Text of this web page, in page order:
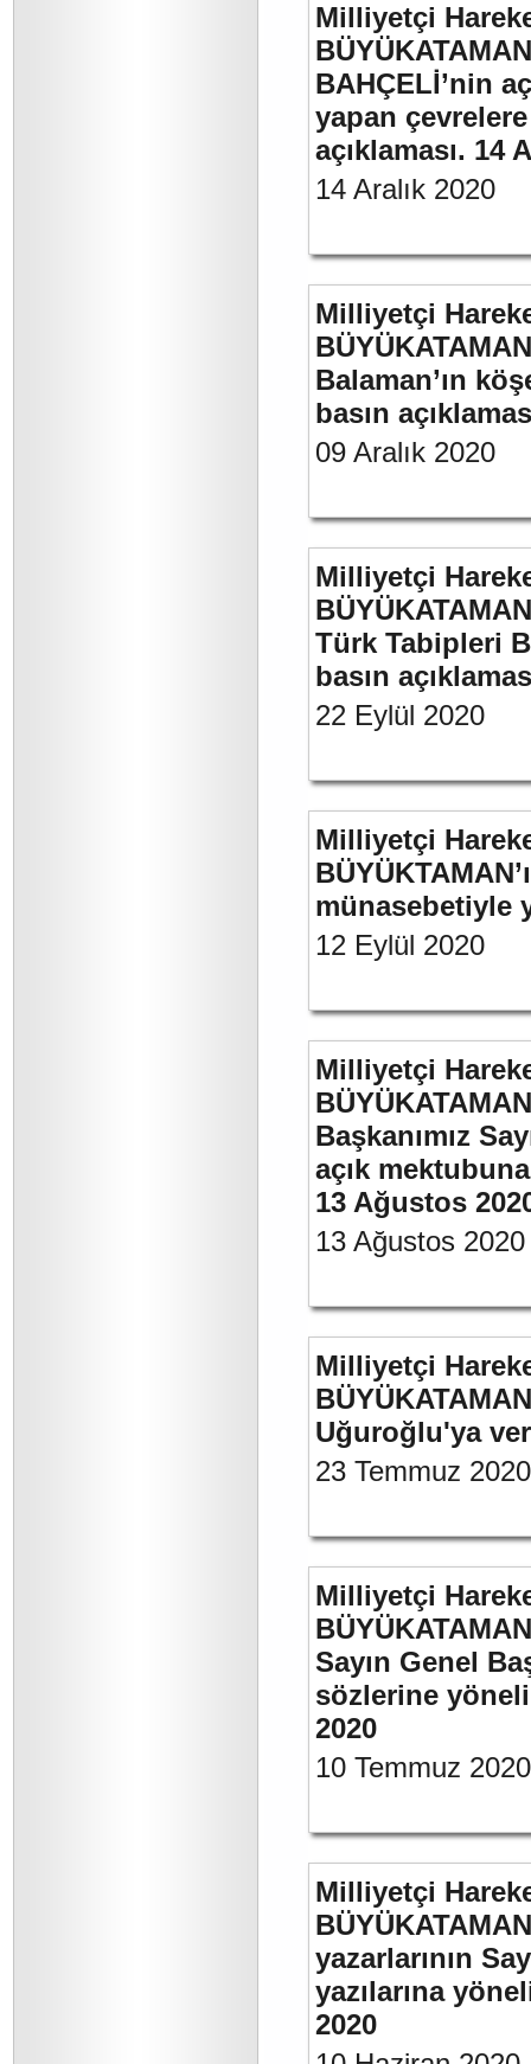
Milliyetçi
BAHÇELİ’nin
yapan
açıklaması. 14
14 Aralık 2020
Milliyetçi
Balaman’ın
basın
09 Aralık 2020
Milliyetçi
Türk Tabipleri
basın
22 Eylül 2020
Milliyetçi
münasebetiyle
12 Eylül 2020
Milliyetçi
Başkanımız
açık
13 Ağustos
13 Ağustos 2020
Milliyetçi
Uğuroğlu'ya
23 Temmuz 2020
Milliyetçi
Sayın Genel
sözlerine
2020
10 Temmuz 2020
Milliyetçi
yazarlarının
yazılarına
2020